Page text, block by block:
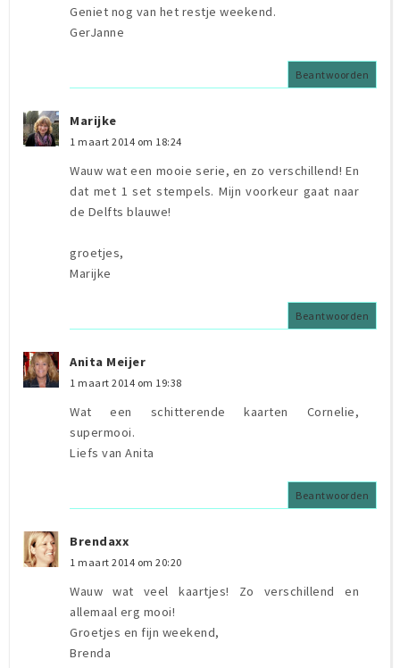
Geniet nog van het restje weekend.
GerJanne
Beantwoorden
Marijke
1 maart 2014 om 18:24
Wauw wat een mooie serie, en zo verschillend! En
dat met 1 set stempels. Mijn voorkeur gaat naar
de Delfts blauwe!
groetjes,
Marijke
Beantwoorden
Anita Meijer
1 maart 2014 om 19:38
Wat een schitterende kaarten Cornelie,
supermooi.
Liefs van Anita
Beantwoorden
Brendaxx
1 maart 2014 om 20:20
Wauw wat veel kaartjes! Zo verschillend en
allemaal erg mooi!
Groetjes en fijn weekend,
Brenda